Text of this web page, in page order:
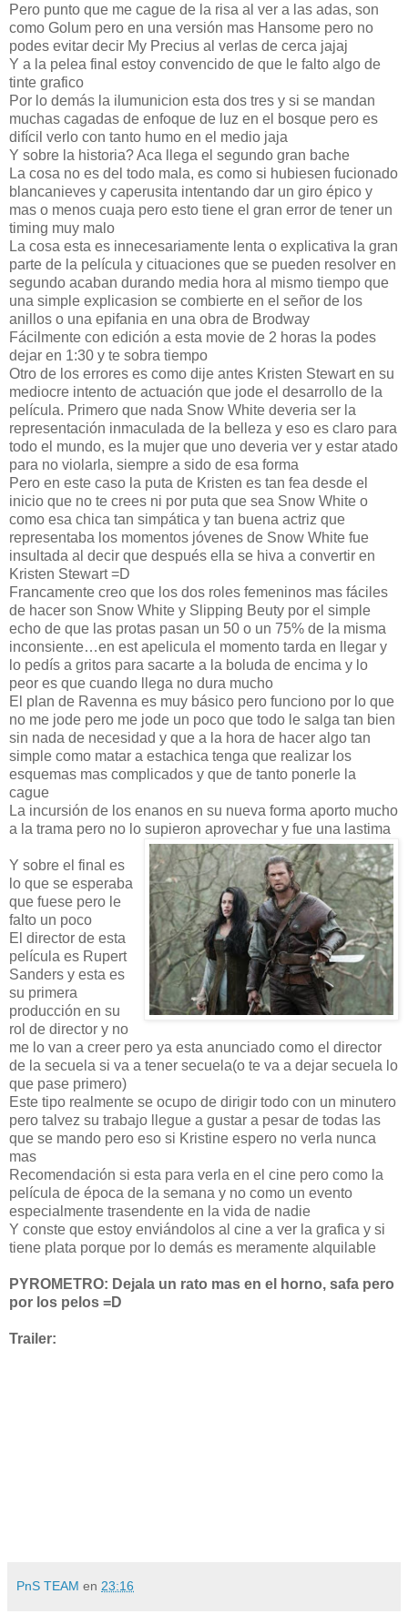
Pero punto que me cague de la risa al ver a las adas, son
como Golum pero en una versión mas Hansome pero no
podes evitar decir My Precius al verlas de cerca jajaj
Y a la pelea final estoy convencido de que le falto algo de
tinte grafico
Por lo demás la ilumunicion esta dos tres y si se mandan
muchas cagadas de enfoque de luz en el bosque pero es
difícil verlo con tanto humo en el medio jaja
Y sobre la historia? Aca llega el segundo gran bache
La cosa no es del todo mala, es como si hubiesen fucionado
blancanieves y caperusita intentando dar un giro épico y
mas o menos cuaja pero esto tiene el gran error de tener un
timing muy malo
La cosa esta es innecesariamente lenta o explicativa la gran
parte de la película y cituaciones que se pueden resolver en
segundo acaban durando media hora al mismo tiempo que
una simple explicasion se combierte en el señor de los
anillos o una epifania en una obra de Brodway
Fácilmente con edición a esta movie de 2 horas la podes
dejar en 1:30 y te sobra tiempo
Otro de los errores es como dije antes Kristen Stewart en su
mediocre intento de actuación que jode el desarrollo de la
película. Primero que nada Snow White deveria ser la
representación inmaculada de la belleza y eso es claro para
todo el mundo, es la mujer que uno deveria ver y estar atado
para no violarla, siempre a sido de esa forma
Pero en este caso la puta de Kristen es tan fea desde el
inicio que no te crees ni por puta que sea Snow White o
como esa chica tan simpática y tan buena actriz que
representaba los momentos jóvenes de Snow White fue
insultada al decir que después ella se hiva a convertir en
Kristen Stewart =D
Francamente creo que los dos roles femeninos mas fáciles
de hacer son Snow White y Slipping Beuty por el simple
echo de que las protas pasan un 50 o un 75% de la misma
inconsiente…en est apelicula el momento tarda en llegar y
lo pedís a gritos para sacarte a la boluda de encima y lo
peor es que cuando llega no dura mucho
El plan de Ravenna es muy básico pero funciono por lo que
no me jode pero me jode un poco que todo le salga tan bien
sin nada de necesidad y que a la hora de hacer algo tan
simple como matar a estachica tenga que realizar los
esquemas mas complicados y que de tanto ponerle la
cague
La incursión de los enanos en su nueva forma aporto mucho
a la trama pero no lo supieron aprovechar y fue una lastima
Y sobre el final es
lo que se esperaba
que fuese pero le
falto un poco
El director de esta
película es Rupert
Sanders y esta es
su primera
producción en su
rol de director y no
me lo van a creer pero ya esta anunciado como el director
de la secuela si va a tener secuela(o te va a dejar secuela lo
que pase primero)
Este tipo realmente se ocupo de dirigir todo con un minutero
pero talvez su trabajo llegue a gustar a pesar de todas las
que se mando pero eso si Kristine espero no verla nunca
mas
Recomendación si esta para verla en el cine pero como la
película de época de la semana y no como un evento
especialmente trasendente en la vida de nadie
Y conste que estoy enviándolos al cine a ver la grafica y si
tiene plata porque por lo demás es meramente alquilable
PYROMETRO: Dejala un rato mas en el horno, safa pero
por los pelos =D
Trailer:
PnS TEAM en 23:16